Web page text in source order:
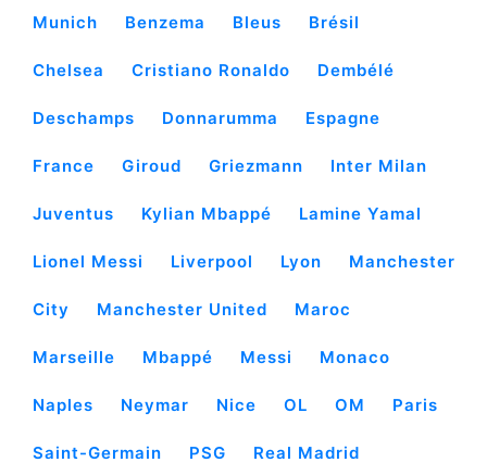
Munich Benzema Bleus Brésil
Chelsea Cristiano Ronaldo Dembélé
Deschamps Donnarumma Espagne
France Giroud Griezmann Inter Milan
Juventus Kylian Mbappé Lamine Yamal
Lionel Messi Liverpool Lyon Manchester
City Manchester United Maroc
Marseille Mbappé Messi Monaco
Naples Neymar Nice OL OM Paris
Saint-Germain PSG Real Madrid